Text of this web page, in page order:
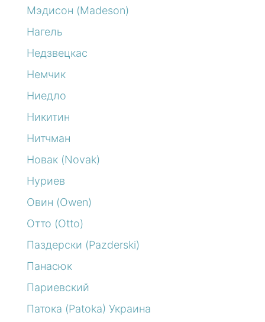
Мэдисон (Madeson)
Нагель
Недзвецкас
Немчик
Ниедло
Никитин
Нитчман
Новак (Novak)
Нуриев
Овин (Owen)
Отто (Otto)
Паздерски (Pazderski)
Панасюк
Париевский
Патока (Patoka) Украина